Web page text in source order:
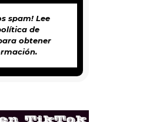
spam! Lee
de
obtener